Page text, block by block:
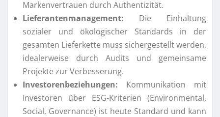
Markenvertrauen durch Authentizität.
Lieferantenmanagement: Die Einhaltung
sozialer und ökologischer Standards in der
gesamten Lieferkette muss sichergestellt werden,
idealerweise durch Audits und gemeinsame
Projekte zur Verbesserung.
Investorenbeziehungen: Kommunikation mit
Investoren über ESG-Kriterien (Environmental,
Social, Governance) ist heute Standard und kann